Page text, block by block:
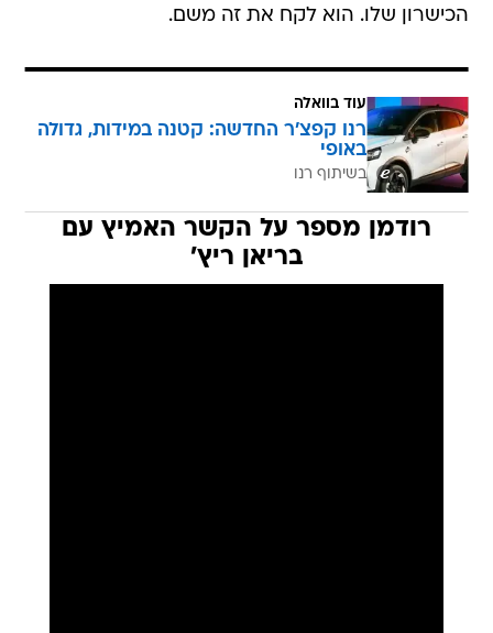
הכישרון שלו. הוא לקח את זה משם.
עוד בוואלה
רנו קפצ'ר החדשה: קטנה במידות, גדולה
באופי
בשיתוף רנו
רודמן מספר על הקשר האמיץ עם
בריאן ריץ'